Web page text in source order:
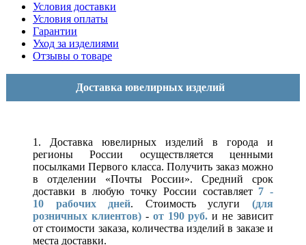
Условия доставки
Условия оплаты
Гарантии
Уход за изделиями
Отзывы о товаре
Доставка ювелирных изделий
1. Доставка ювелирных изделий в города и
регионы России осуществляется ценными
посылками Первого класса. Получить заказ можно
в отделении «Почты России». Средний срок
доставки в любую точку России составляет 7 -
10 рабочих дней. Стоимость услуги(для
розничных клиентов)- от 190 руб. и не зависит
от стоимости заказа, количества изделий в заказе и
места доставки.